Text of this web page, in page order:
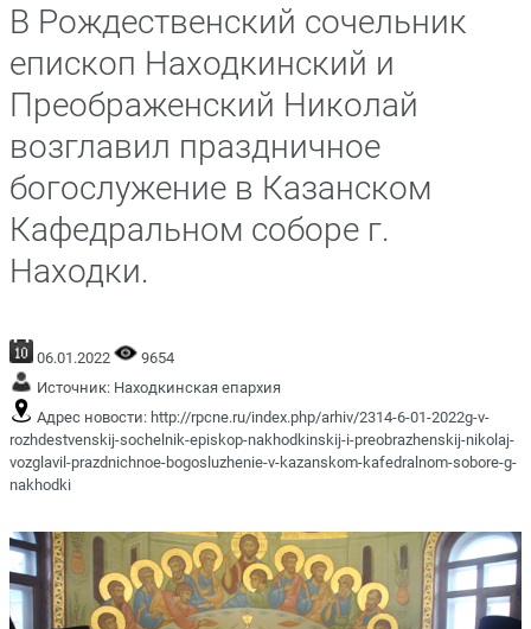
В Рождественский сочельник
епископ Находкинский и
Преображенский Николай
возглавил праздничное
богослужение в Казанском
Кафедральном соборе г.
Находки.
06.01.2022
9654
Источник: Находкинская епархия
Адрес новости: http://rpcne.ru/index.php/arhiv/2314-6-01-2022g-v-
rozhdestvenskij-sochelnik-episkop-nakhodkinskij-i-preobrazhenskij-nikolaj-
vozglavil-prazdnichnoe-bogosluzhenie-v-kazanskom-kafedralnom-sobore-g-
nakhodki